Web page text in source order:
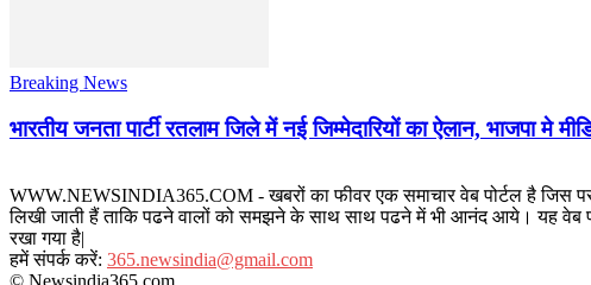
Breaking News
भारतीय जनता पार्टी रतलाम जिले में नई जिम्मेदारियों का ऐलान, भाजपा मे
WWW.NEWSINDIA365.COM - खबरों का फीवर एक समाचार वेब पोर्टल है जिस
लिखी जाती हैं ताकि पढने वालों को समझने के साथ साथ पढने में भी आनंद आये। यह वेब
रखा गया है|
हमें संपर्क करें: 365.newsindia@gmail.com